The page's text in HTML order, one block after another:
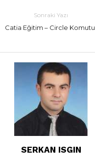
Sonraki Yazı
Catia Eğitim – Circle Komutu
SERKAN ISGIN